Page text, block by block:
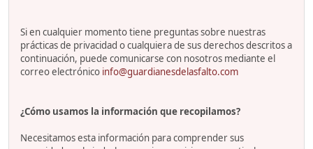
Si en cualquier momento tiene preguntas sobre nuestras
prácticas de privacidad o cualquiera de sus derechos descritos a
continuación, puede comunicarse con nosotros mediante el
correo electrónico info@guardianesdelasfalto.com
¿Cómo usamos la información que recopilamos?
Necesitamos esta información para comprender sus